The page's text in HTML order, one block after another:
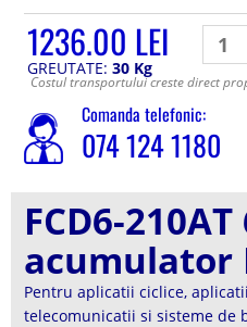
1236.00 LEI
GREUTATE: 30 Kg
Costul transportului creste direct
Comanda telefonic:
074 124 1180
FCD6-
acumulator
Pentru aplicatii ciclice,
telecomunicatii si sisteme de